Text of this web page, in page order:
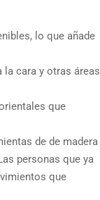
lo que añade
cara y otras áreas
que
de de madera
personas que ya
que